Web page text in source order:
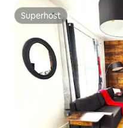
Superhost
Superhost